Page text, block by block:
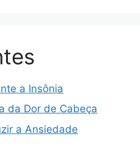
a Insônia
da Dor de Cabeça
a Ansiedade